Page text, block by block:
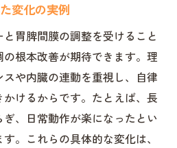
変化の実例
胃脾間膜の調整を受けること
根本改善が期待できます。理
や内臓の連動を重視し、自律
けるからです。たとえば、長
、日常動作が楽になったとい
。これらの具体的な変化は、